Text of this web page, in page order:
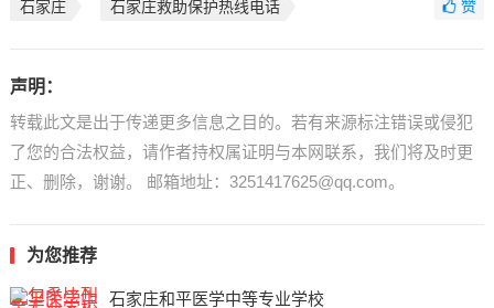
石家庄 石家庄救助保护热线电话 赞
声明：
转载此文是出于传递更多信息之目的。若有来源标注错误或侵犯
了您的合法权益，请作者持权属证明与本网联系，我们将及时更
正、删除，谢谢。 邮箱地址：3251417625@qq.com。
为您推荐
石家庄和平医学中等专业学校